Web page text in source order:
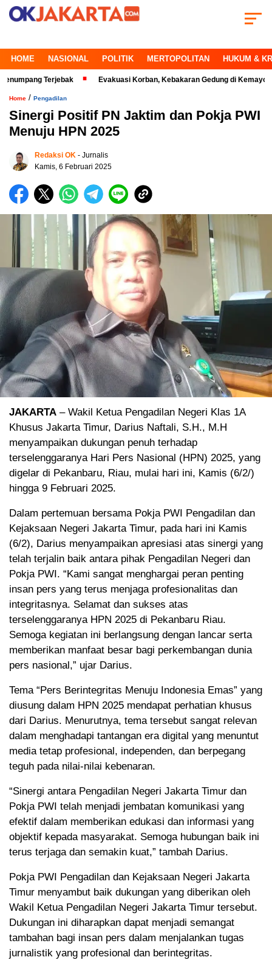
HOME NASIONAL POLITIK MERTOPOLITAN HUKUM &
Terjebak Evakuasi Korban, Kebakaran Gedung di Kemayoran
Home / Pengadilan
Sinergi Positif PN Jaktim dan Pokja PWI
Menuju HPN 2025
Redaksi OK - Jurnalis
Kamis, 6 Februari 2025
JAKARTA – Wakil Ketua Pengadilan Negeri Klas 1A
Khusus Jakarta Timur, Darius Naftali, S.H., M.H
menyampaikan dukungan penuh terhadap
terselenggaranya Hari Pers Nasional (HPN) 2025, yang
digelar di Pekanbaru, Riau, mulai hari ini, Kamis (6/2/)
hingga 9 Februari 2025.
Dalam pertemuan bersama Pokja PWI Pengadilan dan
Kejaksaan Negeri Jakarta Timur, pada hari ini Kamis
(6/2), Darius menyampaikan apresiasi atas sinergi yang
telah terjalin baik antara pihak Pengadilan Negeri dan
Pokja PWI. “Kami sangat menghargai peran penting
insan pers yang terus menjaga profesionalitas dan
integritasnya. Selamat dan sukses atas
terselenggaranya HPN 2025 di Pekanbaru Riau.
Semoga kegiatan ini berlangsung dengan lancar serta
memberikan manfaat besar bagi perkembangan dunia
pers nasional,” ujar Darius.
Tema “Pers Berintegritas Menuju Indonesia Emas” yang
diusung dalam HPN 2025 mendapat perhatian khusus
dari Darius. Menurutnya, tema tersebut sangat relevan
dalam menghadapi tantangan era digital yang menuntut
media tetap profesional, independen, dan berpegang
teguh pada nilai-nilai kebenaran.
“Sinergi antara Pengadilan Negeri Jakarta Timur dan
Pokja PWI telah menjadi jembatan komunikasi yang
efektif dalam memberikan edukasi dan informasi yang
objektif kepada masyarakat. Semoga hubungan baik ini
terus terjaga dan semakin kuat,” tambah Darius.
Pokja PWI Pengadilan dan Kejaksaan Negeri Jakarta
Timur menyambut baik dukungan yang diberikan oleh
Wakil Ketua Pengadilan Negeri Jakarta Timur tersebut.
Dukungan ini diharapkan dapat menjadi semangat
tambahan bagi insan pers dalam menjalankan tugas
jurnalistik yang profesional dan berintegritas.